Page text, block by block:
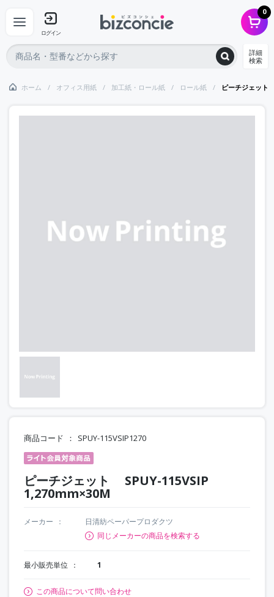
ログイン
0
詳細
検索
ホーム オフィス用紙 加工紙・ロール紙 ロール紙 ピーチジェッ
商品コード SPUY-115VSIP1270
ピーチジェット SPUY-115VSIP
1,270mm×30M
メーカー
日清紡ペーパープロダクツ
同じメーカーの商品を検索する
最小販売単位 1
この商品について問い合わせ